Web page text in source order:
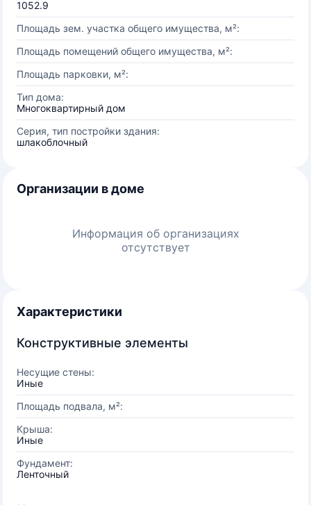
1052.9
Площадь зем. участка общего имущества, м²:
Площадь помещений общего имущества, м²:
Площадь парковки, м²:
Тип дома:
Многоквартирный дом
Серия, тип постройки здания:
шлакоблочный
Организации в доме
Информация об организациях
отсутствует
Характеристики
Конструктивные элементы
Несущие стены:
Иные
Площадь подвала, м²:
Крыша:
Иные
Фундамент:
Ленточный